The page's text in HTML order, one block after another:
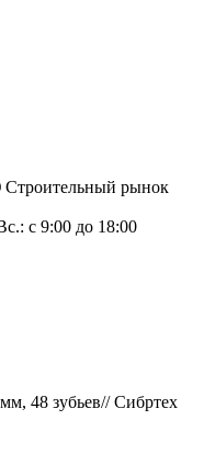
рынок
с 9:00 до 18:00
48 зубьев// Сибртех